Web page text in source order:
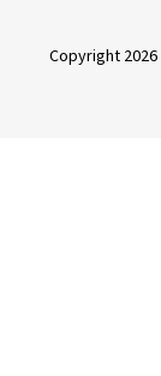
Copyright 2026